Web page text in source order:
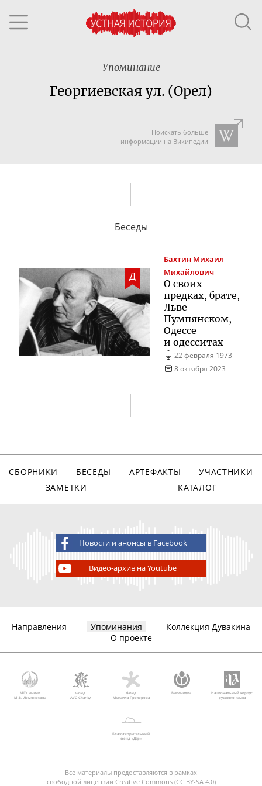
Упоминание
Георгиевская ул. (Орел)
Поискать больше
информации на Википедии
Беседы
Д
Бахтин Михаил
Михайлович
О своих
предках, брате,
Льве
Пумпянском,
Одессе
и одесситах
22 февраля 1973
8 октября 2023
СБОРНИКИ БЕСЕДЫ АРТЕФАКТЫ
УЧАСТНИКИ
ЗАМЕТКИ
КАТАЛОГ
Новости и анонсы в Facebook
Видео-архив на Youtube
Направления Упоминания
Коллекция Дувакина
О проекте
МГУ имени
М.В. Ломоносова
Фонд
AVC Charity
Фонд
Михаила Прохорова
Викимедиа
Национальный корпус
русского языка
Благотворительный
фонд «Дар»
Все материалы предоставляются в рамках
свободной лицензии Creative Commons (CC BY-SA 4.0)